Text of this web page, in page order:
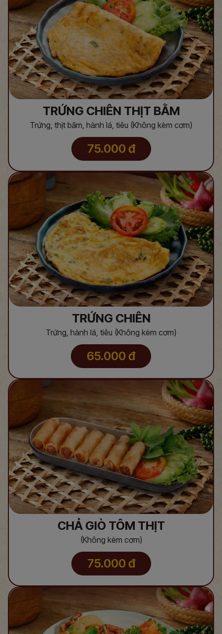
TRỨNG CHIÊN THỊT BẰM
Trứng, thịt băm, hành lá, tiêu (Không kèm cơm)
75.000 đ
TRỨNG CHIÊN
Trứng, hành lá, tiêu (Không kèm cơm)
65.000 đ
CHẢ GIÒ TÔM THỊT
(Không kèm cơm)
75.000 đ